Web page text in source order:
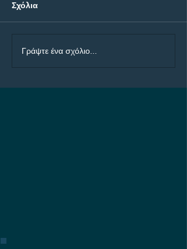
ΠΑΟΚ - Άντερλεχτ Bet
Σχόλια
Γράψτε ένα σχόλιο...